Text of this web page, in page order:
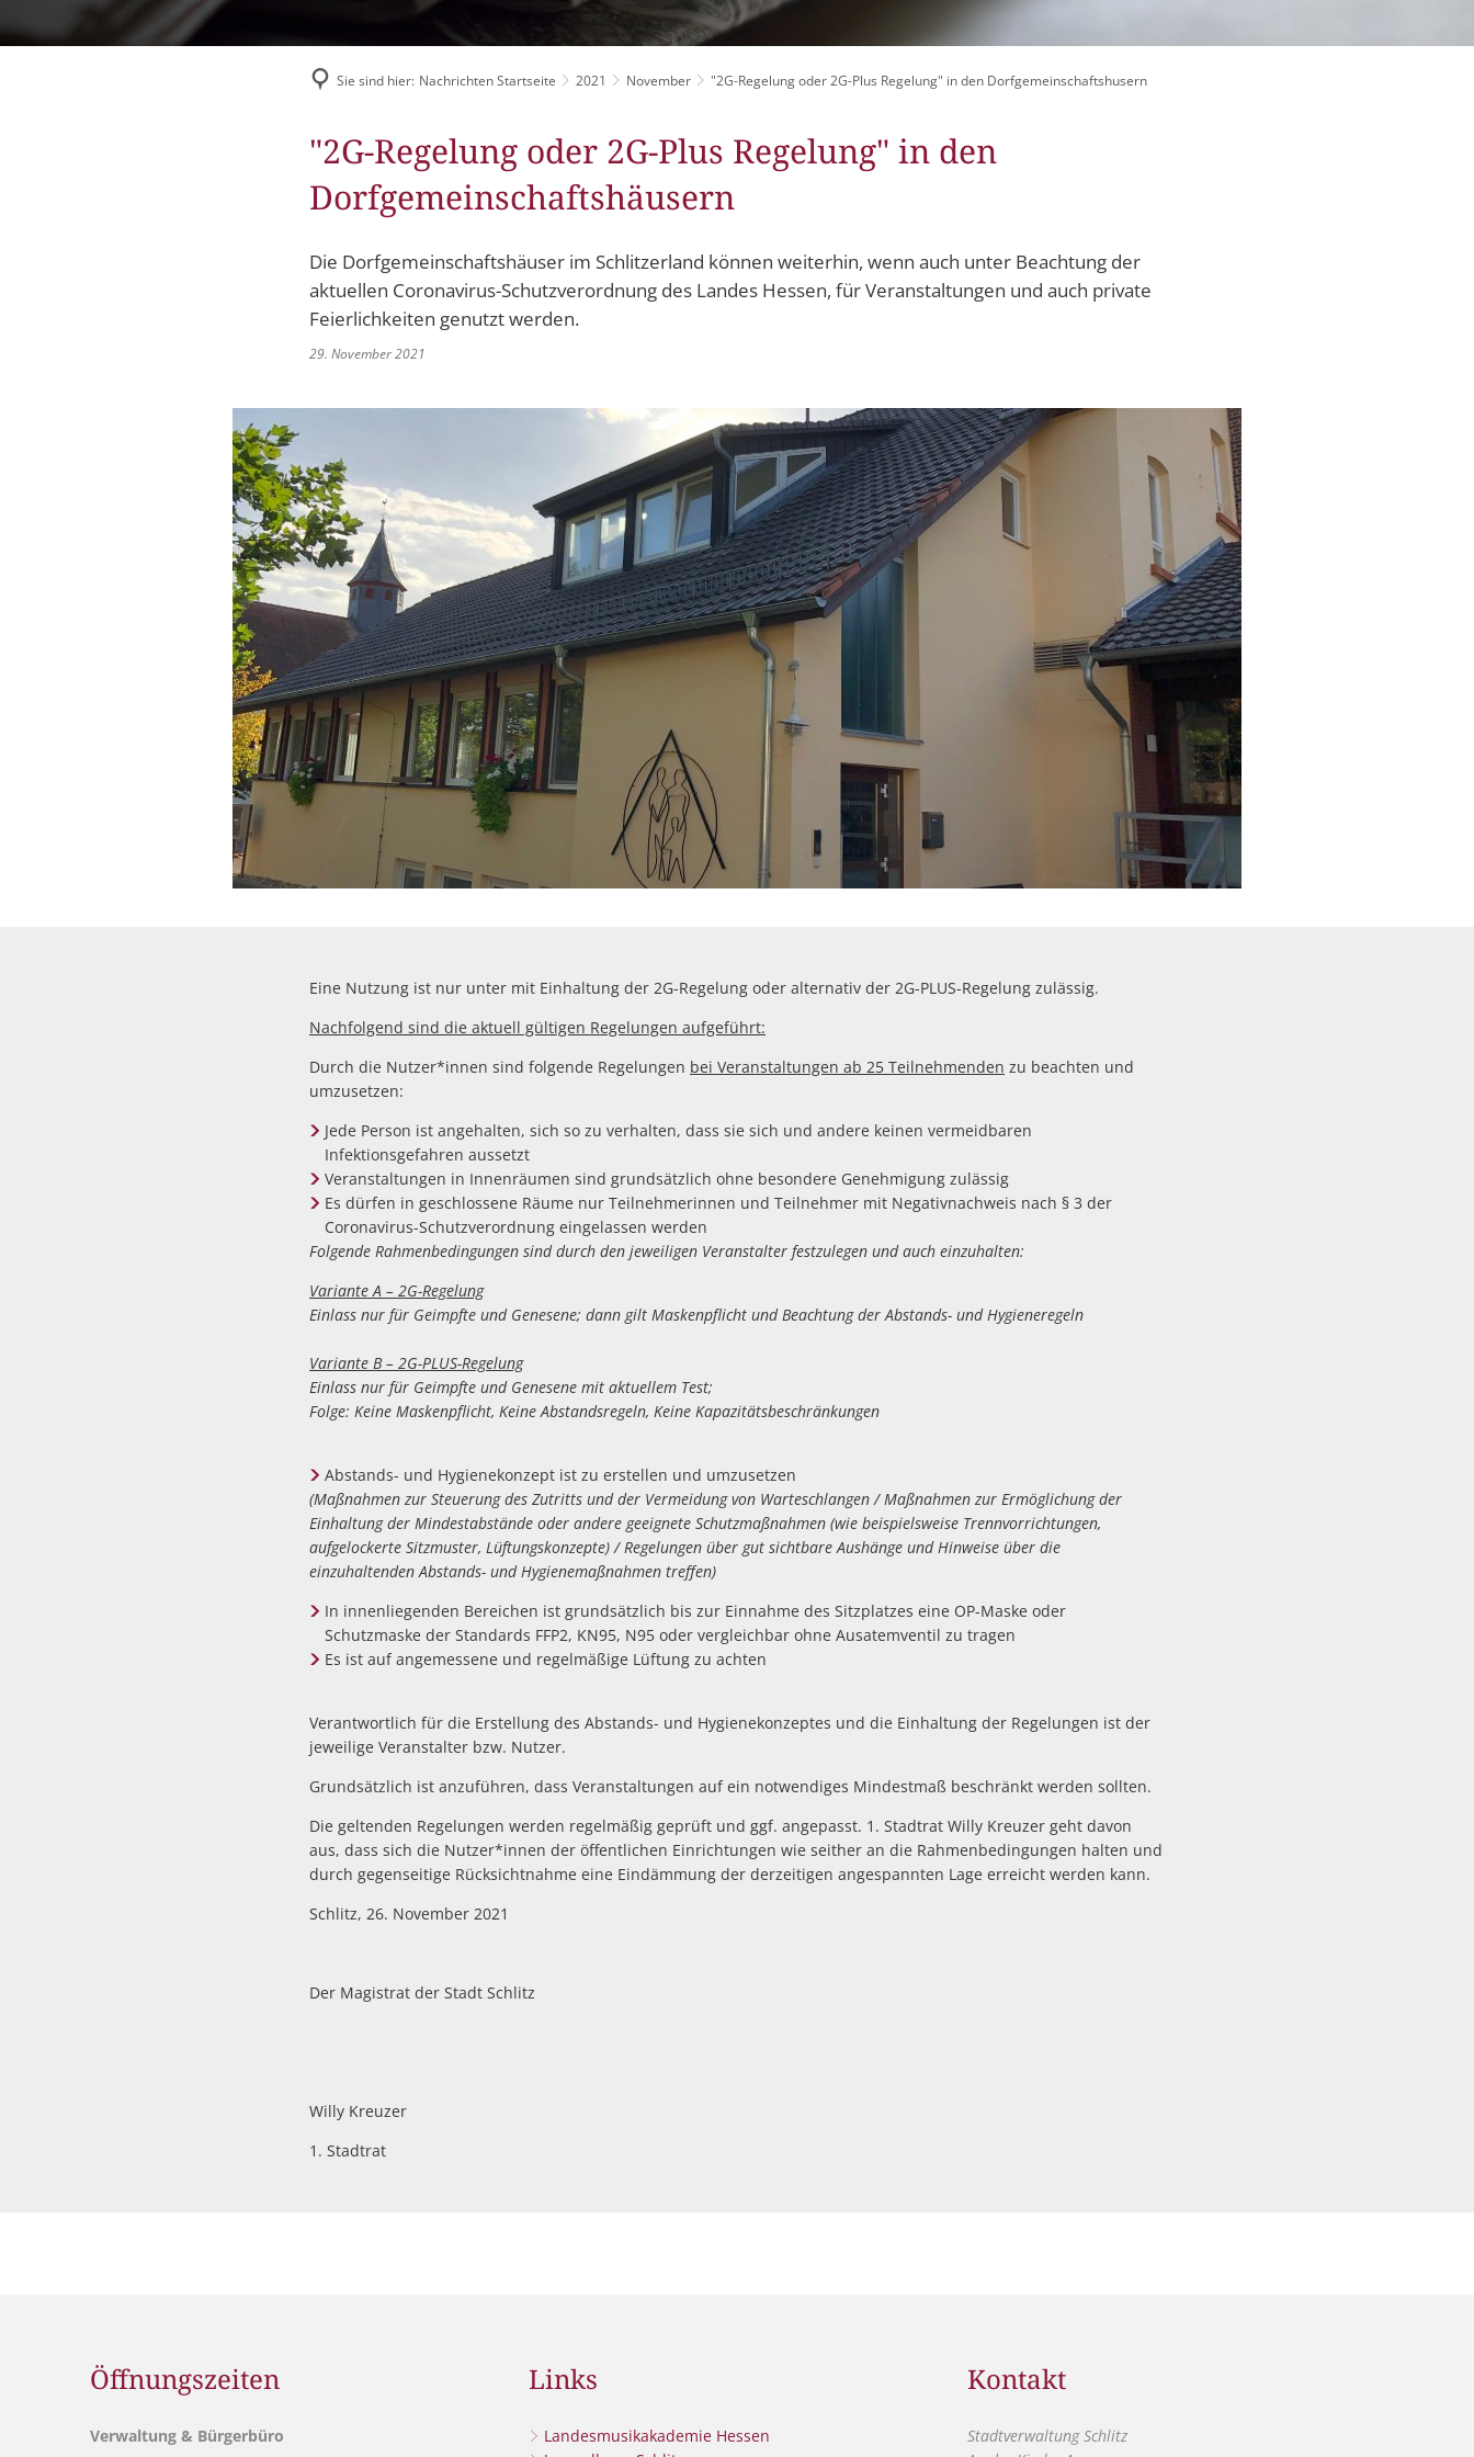
Stadtradeln
Bürgerhaus
Fahrpläne
Müllabfuhr Schlitzer Geschichten
Sie sind hier: Nachrichten Startseite 2021 November "2G-Regelung oder 2G-Plus Regelung" in den Dorfgemeinschaftshusern
"2G-Regelung oder 2G-Plus Regelung" in den
Dorfgemeinschaftshäusern
Die Dorfgemeinschaftshäuser im Schlitzerland können weiterhin, wenn auch unter Beachtung der
aktuellen Coronavirus-Schutzverordnung des Landes Hessen, für Veranstaltungen und auch private
Feierlichkeiten genutzt werden.
29. November 2021
Eine Nutzung ist nur unter mit Einhaltung der 2G-Regelung oder alternativ der 2G-PLUS-Regelung zulässig.
Nachfolgend sind die aktuell gültigen Regelungen aufgeführt:
Durch die Nutzer*innen sind folgende Regelungen bei Veranstaltungen ab 25 Teilnehmenden zu beachten und
umzusetzen:
Jede Person ist angehalten, sich so zu verhalten, dass sie sich und andere keinen vermeidbaren
Infektionsgefahren aussetzt
Veranstaltungen in Innenräumen sind grundsätzlich ohne besondere Genehmigung zulässig
Es dürfen in geschlossene Räume nur Teilnehmerinnen und Teilnehmer mit Negativnachweis nach § 3 der
Coronavirus-Schutzverordnung eingelassen werden
Folgende Rahmenbedingungen sind durch den jeweiligen Veranstalter festzulegen und auch einzuhalten:
Variante A – 2G-Regelung
Einlass nur für Geimpfte und Genesene; dann gilt Maskenpflicht und Beachtung der Abstands- und Hygieneregeln
Variante B – 2G-PLUS-Regelung
Einlass nur für Geimpfte und Genesene mit aktuellem Test;
Folge: Keine Maskenpflicht, Keine Abstandsregeln, Keine Kapazitätsbeschränkungen
Abstands- und Hygienekonzept ist zu erstellen und umzusetzen
(Maßnahmen zur Steuerung des Zutritts und der Vermeidung von Warteschlangen / Maßnahmen zur Ermöglichung der
Einhaltung der Mindestabstände oder andere geeignete Schutzmaßnahmen (wie beispielsweise Trennvorrichtungen,
aufgelockerte Sitzmuster, Lüftungskonzepte) / Regelungen über gut sichtbare Aushänge und Hinweise über die
einzuhaltenden Abstands- und Hygienemaßnahmen treffen)
In innenliegenden Bereichen ist grundsätzlich bis zur Einnahme des Sitzplatzes eine OP-Maske oder
Schutzmaske der Standards FFP2, KN95, N95 oder vergleichbar ohne Ausatemventil zu tragen
Es ist auf angemessene und regelmäßige Lüftung zu achten
Verantwortlich für die Erstellung des Abstands- und Hygienekonzeptes und die Einhaltung der Regelungen ist der
jeweilige Veranstalter bzw. Nutzer.
Grundsätzlich ist anzuführen, dass Veranstaltungen auf ein notwendiges Mindestmaß beschränkt werden sollten.
Die geltenden Regelungen werden regelmäßig geprüft und ggf. angepasst. 1. Stadtrat Willy Kreuzer geht davon
aus, dass sich die Nutzer*innen der öffentlichen Einrichtungen wie seither an die Rahmenbedingungen halten und
durch gegenseitige Rücksichtnahme eine Eindämmung der derzeitigen angespannten Lage erreicht werden kann.
Schlitz, 26. November 2021
Der Magistrat der Stadt Schlitz
Willy Kreuzer
1. Stadtrat
Öffnungszeiten
Verwaltung & Bürgerbüro
Links
Landesmusikakademie Hessen
Kontakt
Stadtverwaltung Schlitz